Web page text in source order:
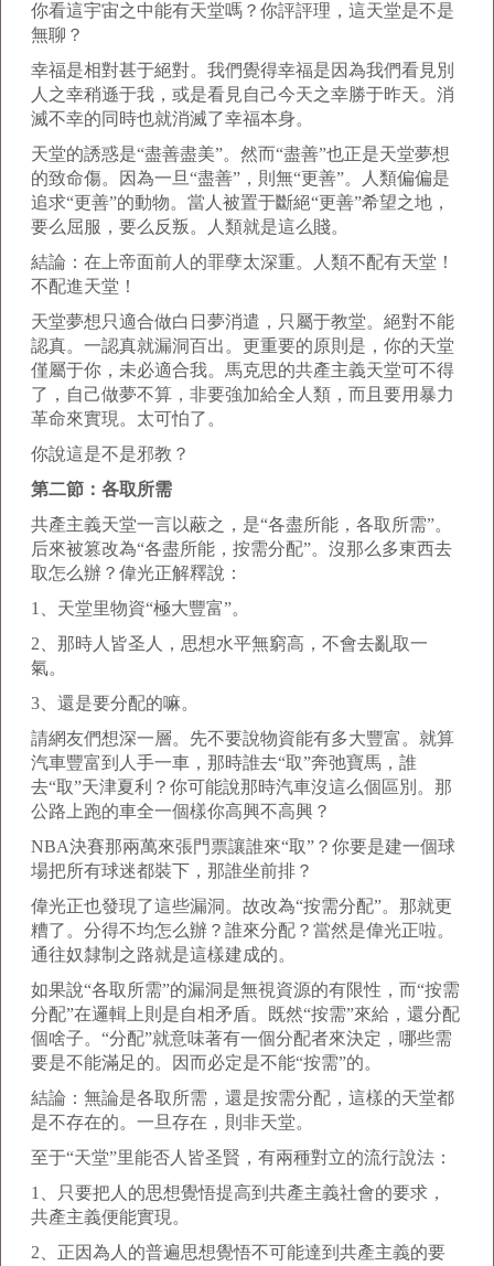
你看這宇宙之中能有天堂嗎？你評評理，這天堂是不是
無聊？
幸福是相對甚于絕對。我們覺得幸福是因為我們看見別
人之幸稍遜于我，或是看見自己今天之幸勝于昨天。消
滅不幸的同時也就消滅了幸福本身。
天堂的誘惑是“盡善盡美”。然而“盡善”也正是天堂夢想
的致命傷。因為一旦“盡善”，則無“更善”。人類偏偏是
追求“更善”的動物。當人被置于斷絕“更善”希望之地，
要么屈服，要么反叛。人類就是這么賤。
結論：在上帝面前人的罪孽太深重。人類不配有天堂！
不配進天堂！
天堂夢想只適合做白日夢消遣，只屬于教堂。絕對不能
認真。一認真就漏洞百出。更重要的原則是，你的天堂
僅屬于你，未必適合我。馬克思的共產主義天堂可不得
了，自己做夢不算，非要強加給全人類，而且要用暴力
革命來實現。太可怕了。
你說這是不是邪教？
第二節：各取所需
共產主義天堂一言以蔽之，是“各盡所能，各取所需”。
后來被篡改為“各盡所能，按需分配”。沒那么多東西去
取怎么辦？偉光正解釋說：
1、天堂里物資“極大豐富”。
2、那時人皆圣人，思想水平無窮高，不會去亂取一
氣。
3、還是要分配的嘛。
請網友們想深一層。先不要說物資能有多大豐富。就算
汽車豐富到人手一車，那時誰去“取”奔弛寶馬，誰
去“取”天津夏利？你可能說那時汽車沒這么個區別。那
公路上跑的車全一個樣你高興不高興？
NBA決賽那兩萬來張門票讓誰來“取”？你要是建一個球
場把所有球迷都裝下，那誰坐前排？
偉光正也發現了這些漏洞。故改為“按需分配”。那就更
糟了。分得不均怎么辦？誰來分配？當然是偉光正啦。
通往奴隸制之路就是這樣建成的。
如果說“各取所需”的漏洞是無視資源的有限性，而“按需
分配”在邏輯上則是自相矛盾。既然“按需”來給，還分配
個啥子。“分配”就意味著有一個分配者來決定，哪些需
要是不能滿足的。因而必定是不能“按需”的。
結論：無論是各取所需，還是按需分配，這樣的天堂都
是不存在的。一旦存在，則非天堂。
至于“天堂”里能否人皆圣賢，有兩種對立的流行說法：
1、只要把人的思想覺悟提高到共產主義社會的要求，
共產主義便能實現。
2、正因為人的普遍思想覺悟不可能達到共產主義的要